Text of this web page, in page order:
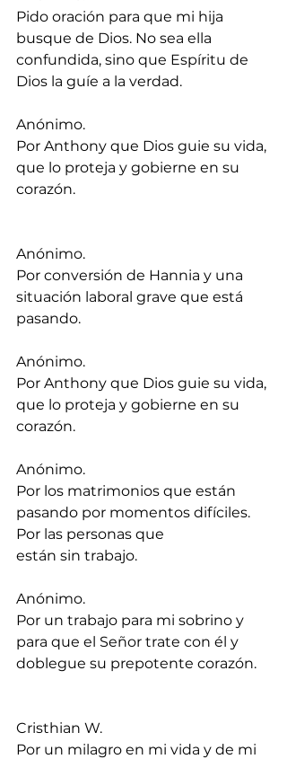
Pido oración para que mi hija
busque de Dios. No sea ella
confundida, sino que Espíritu de
Dios la guíe a la verdad.
Anónimo.
Por Anthony que Dios guie su vida,
que lo proteja y gobierne en su
corazón.
Anónimo.
Por conversión de Hannia y una
situación laboral grave que está
pasando.
Anónimo.
Por Anthony que Dios guie su vida,
que lo proteja y gobierne en su
corazón.
Anónimo.
Por los matrimonios que están
pasando por momentos difíciles.
Por las personas que
están sin trabajo.
Anónimo.
Por un trabajo para mi sobrino y
para que el Señor trate con él y
doblegue su prepotente corazón.
Cristhian W.
Por un milagro en mi vida y de mi